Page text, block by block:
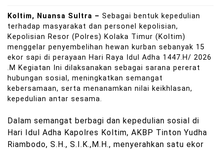
Koltim, Nuansa Sultra – Sebagai bentuk kepedulian
terhadap masyarakat dan personel kepolisian,
Kepolisian Resor (Polres) Kolaka Timur (Koltim)
menggelar penyembelihan hewan kurban sebanyak 15
ekor sapi di perayaan Hari Raya Idul Adha 1447.H/ 2026
.M Kegiatan Ini dilaksanakan sebagai sarana pererat
hubungan sosial, meningkatkan semangat
kebersamaan, serta menanamkan nilai keikhlasan,
kepedulian antar sesama.
Dalam semangat berbagi dan kepedulian sosial di
Hari Idul Adha Kapolres Koltim, AKBP Tinton Yudha
Riambodo, S.H., S.I.K.,M.H., menyerahkan satu ekor